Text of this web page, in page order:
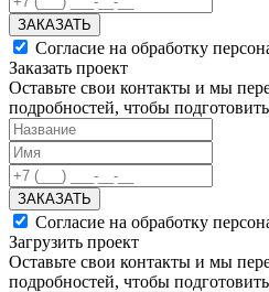
ЗАКАЗАТЬ
Согласие на обработку
Заказать проект
Оставьте свои контакты и мы
подробностей, чтобы
ЗАКАЗАТЬ
Согласие на обработку
Загрузить проект
Оставьте свои контакты и мы
подробностей, чтобы